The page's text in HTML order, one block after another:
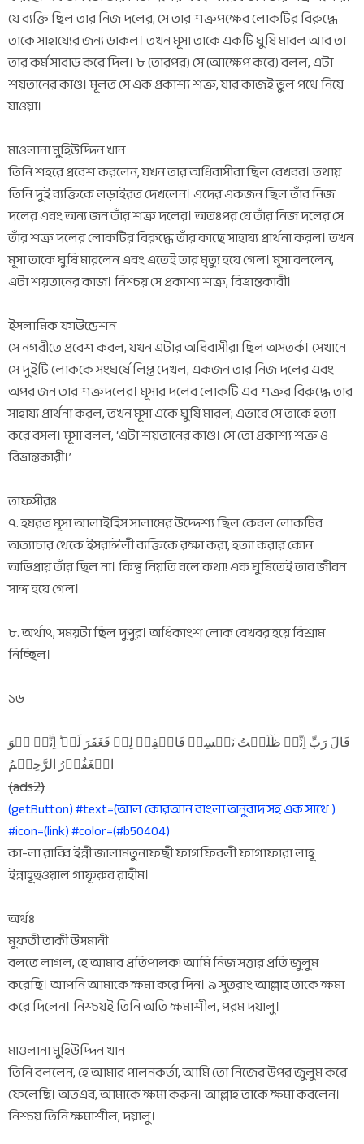
যে ব্যক্তি ছিল তার নিজ দলের, সে তার শত্রুপক্ষের লোকটির বিরুদ্ধে
তাকে সাহায্যের জন্য ডাকল। তখন মূসা তাকে একটি ঘুষি মারল আর তা
তার কর্ম সাবাড় করে দিল। ৮ (তারপর) সে (আক্ষেপ করে) বলল, এটা
শয়তানের কাণ্ড। মূলত সে এক প্রকাশ্য শত্রু, যার কাজই ভুল পথে নিয়ে
যাওয়া।
মাওলানা মুহিউদ্দিন খান
তিনি শহরে প্রবেশ করলেন, যখন তার অধিবাসীরা ছিল বেখবর। তথায়
তিনি দুই ব্যক্তিকে লড়াইরত দেখলেন। এদের একজন ছিল তাঁর নিজ
দলের এবং অন্য জন তাঁর শত্রু দলের। অতঃপর যে তাঁর নিজ দলের সে
তাঁর শত্রু দলের লোকটির বিরুদ্ধে তাঁর কাছে সাহায্য প্রার্থনা করল। তখন
মূসা তাকে ঘুষি মারলেন এবং এতেই তার মৃত্যু হয়ে গেল। মূসা বললেন,
এটা শয়তানের কাজ। নিশ্চয় সে প্রকাশ্য শত্রু, বিভ্রান্তকারী।
ইসলামিক ফাউন্ডেশন
সে নগরীতে প্রবেশ করল, যখন এটার অধিবাসীরা ছিল অসতর্ক। সেখানে
সে দুইটি লোককে সংঘর্ষে লিপ্ত দেখল, একজন তার নিজ দলের এবং
অপর জন তার শত্রুদলের। মূসার দলের লোকটি এর শত্রুর বিরুদ্ধে তার
সাহায্য প্রার্থনা করল, তখন মূসা একে ঘুষি মারল; এভাবে সে তাকে হত্যা
করে বসল। মূসা বলল, ‘এটা শয়তানের কাণ্ড। সে তো প্রকাশ্য শত্রু ও
বিভ্রান্তকারী।’
তাফসীরঃ
৭. হযরত মূসা আলাইহিস সালামের উদ্দেশ্য ছিল কেবল লোকটির
অত্যাচার থেকে ইসরাঈলী ব্যক্তিকে রক্ষা করা, হত্যা করার কোন
অভিপ্রায় তাঁর ছিল না। কিন্তু নিয়তি বলে কথা! এক ঘুষিতেই তার জীবন
সাঙ্গ হয়ে গেল।
৮. অর্থাৎ, সময়টা ছিল দুপুর। অধিকাংশ লোক বেখবর হয়ে বিশ্রাম
নিচ্ছিল।
১৬
قَالَ رَبِّ اِنِّیۡ ظَلَمۡتُ نَفۡسِیۡ فَاغۡفِرۡ لِیۡ فَغَفَرَ لَہٗ ؕ اِنَّہٗ ہُوَ
الۡغَفُوۡرُ الرَّحِیۡمُ
(ads2)
(getButton) #text=(আল কোরআন বাংলা অনুবাদ সহ এক সাথে )
#icon=(link) #color=(#b50404)
কা-লা রাব্বি ইন্নী জালামতুনাফছী ফাগফিরলী ফাগাফারা লাহূ
ইন্নাহূহুওয়াল গাফূরুর রাহীম।
অর্থঃ
মুফতী তাকী উসমানী
বলতে লাগল, হে আমার প্রতিপালক! আমি নিজ সত্তার প্রতি জুলুম
করেছি। আপনি আমাকে ক্ষমা করে দিন। ৯ সুতরাং আল্লাহ তাকে ক্ষমা
করে দিলেন। নিশ্চয়ই তিনি অতি ক্ষমাশীল, পরম দয়ালু।
মাওলানা মুহিউদ্দিন খান
তিনি বললেন, হে আমার পালনকর্তা, আমি তো নিজের উপর জুলুম করে
ফেলেছি। অতএব, আমাকে ক্ষমা করুন। আল্লাহ তাকে ক্ষমা করলেন।
নিশ্চয় তিনি ক্ষমাশীল, দয়ালু।